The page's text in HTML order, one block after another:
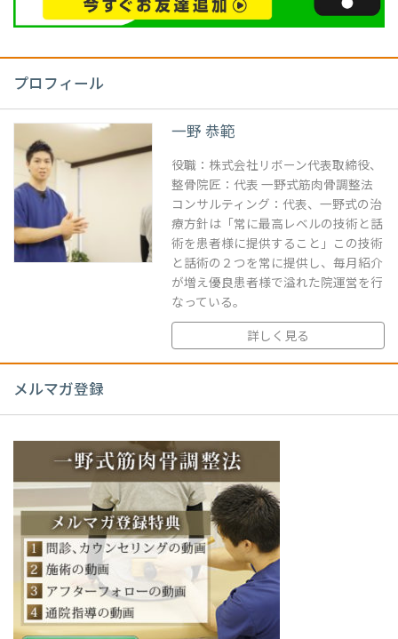
プロフィール
一野 恭範
役職：株式会社リボーン代表取締役、
整骨院匠：代表 一野式筋肉骨調整法
コンサルティング：代表、一野式の治
療方針は「常に最高レベルの技術と話
術を患者様に提供すること」この技術
と話術の２つを常に提供し、毎月紹介
が増え優良患者様で溢れた院運営を行
なっている。
詳しく見る
メルマガ登録